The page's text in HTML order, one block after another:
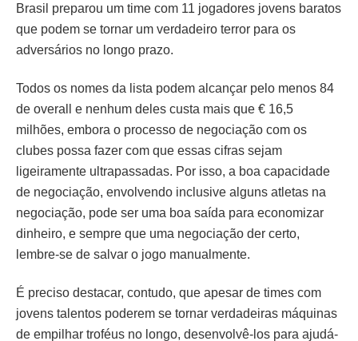
Brasil preparou um time com 11 jogadores jovens baratos
que podem se tornar um verdadeiro terror para os
adversários no longo prazo.
Todos os nomes da lista podem alcançar pelo menos 84
de overall e nenhum deles custa mais que € 16,5
milhões, embora o processo de negociação com os
clubes possa fazer com que essas cifras sejam
ligeiramente ultrapassadas. Por isso, a boa capacidade
de negociação, envolvendo inclusive alguns atletas na
negociação, pode ser uma boa saída para economizar
dinheiro, e sempre que uma negociação der certo,
lembre-se de salvar o jogo manualmente.
É preciso destacar, contudo, que apesar de times com
jovens talentos poderem se tornar verdadeiras máquinas
de empilhar troféus no longo, desenvolvê-los para ajudá-